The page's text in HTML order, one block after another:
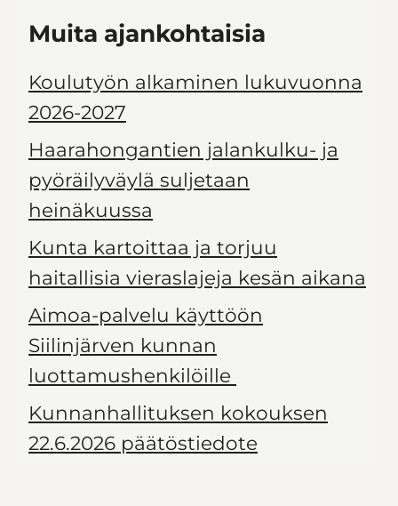
Muita ajankohtaisia
Koulutyön alkaminen lukuvuonna
2026-2027
Haarahongantien jalankulku- ja
pyöräilyväylä suljetaan
heinäkuussa
Kunta kartoittaa ja torjuu
haitallisia vieraslajeja kesän aikana
Aimoa-palvelu käyttöön
Siilinjärven kunnan
luottamushenkilöille
Kunnanhallituksen kokouksen
22.6.2026 päätöstiedote